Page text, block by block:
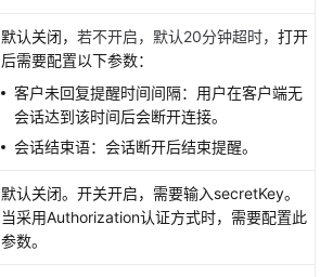
默认关闭， 若不开启，默认20分钟超时， 打开
后需要配置以下参数：
客户未回复提醒时间间隔：用户在客户端无
会话达到该时间后会断开连接。
会话结束语：会话断开后结束提醒。
默认关闭。开关开启，需要输入secretKey。
当采用Authorization认证方式时，需要配置此
参数。